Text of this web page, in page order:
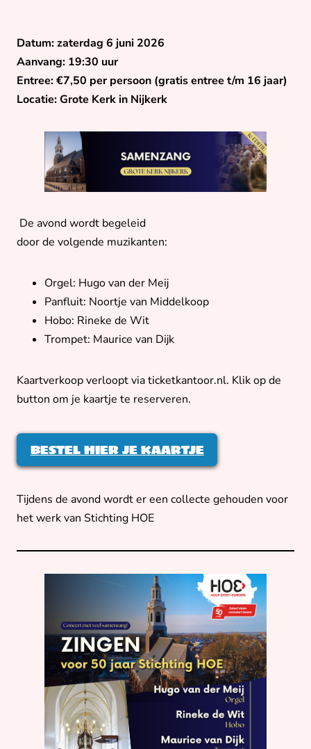
Datum: zaterdag 6 juni 2026
Aanvang: 19:30 uur
Entree: €7,50 per persoon (gratis entree t/m 16 jaar)
Locatie: Grote Kerk in Nijkerk
De avond wordt begeleid
door de volgende muzikanten:
Orgel: Hugo van der Meij
Panfluit: Noortje van Middelkoop
Hobo: Rineke de Wit
Trompet: Maurice van Dijk
Kaartverkoop verloopt via ticketkantoor.nl. Klik op de
button om je kaartje te reserveren.
BESTEL HIER JE KAARTJE
Tijdens de avond wordt er een collecte gehouden voor
het werk van Stichting HOE